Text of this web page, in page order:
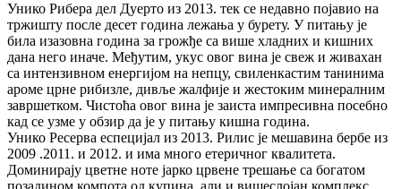
Унико Рибера дел Дуерто из 2013. тек се недавно појавио на
тржишту после десет година лежања у бурету. У питању је
била изазовна година за грожђе са више хладних и кишних
дана него иначе. Међутим, укус овог вина је свеж и живахан
са интензивном енергијом на непцу, свиленкастим танинима
ароме црне рибизле, дивље жалфије и жестоким минералним
завршетком. Чистоћа овог вина је заиста импресивна посебно
кад се узме у обзир да је у питању кишна година.
Унико Ресерва еспецијал из 2013. Рилис је мешавина бербе из
2009 .2011. и 2012. и има много етеричног квалитета.
Доминирају цветне ноте јарко црвене трешање са богатом
позадином компота од купина, али и вишеслојан комплекс